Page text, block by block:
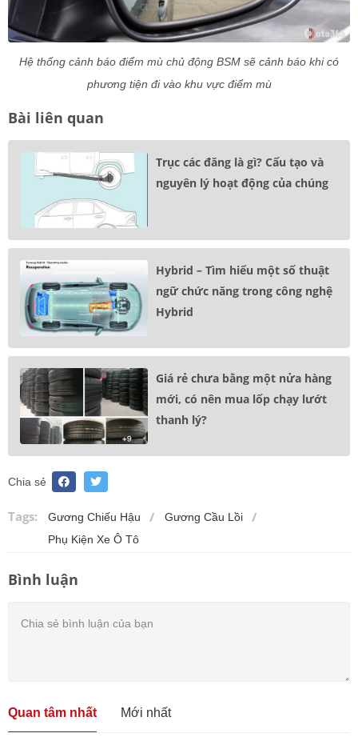
Hệ thống cảnh báo điểm mù chủ động BSM sẽ cảnh báo khi có
phương tiện đi vào khu vực điểm mù
Bài liên quan
Trục các đăng là gì? Cấu tạo và
nguyên lý hoạt động của chúng
Hybrid – Tìm hiểu một số thuật
ngữ chức năng trong công nghệ
Hybrid
Giá rẻ chưa bằng một nửa hàng
mới, có nên mua lốp chạy lướt
thanh lý?
Chia sẻ
Tags: Gương Chiếu Hậu
Gương Cầu Lồi
Phụ Kiện Xe Ô Tô
Bình luận
Quan tâm nhất Mới nhất